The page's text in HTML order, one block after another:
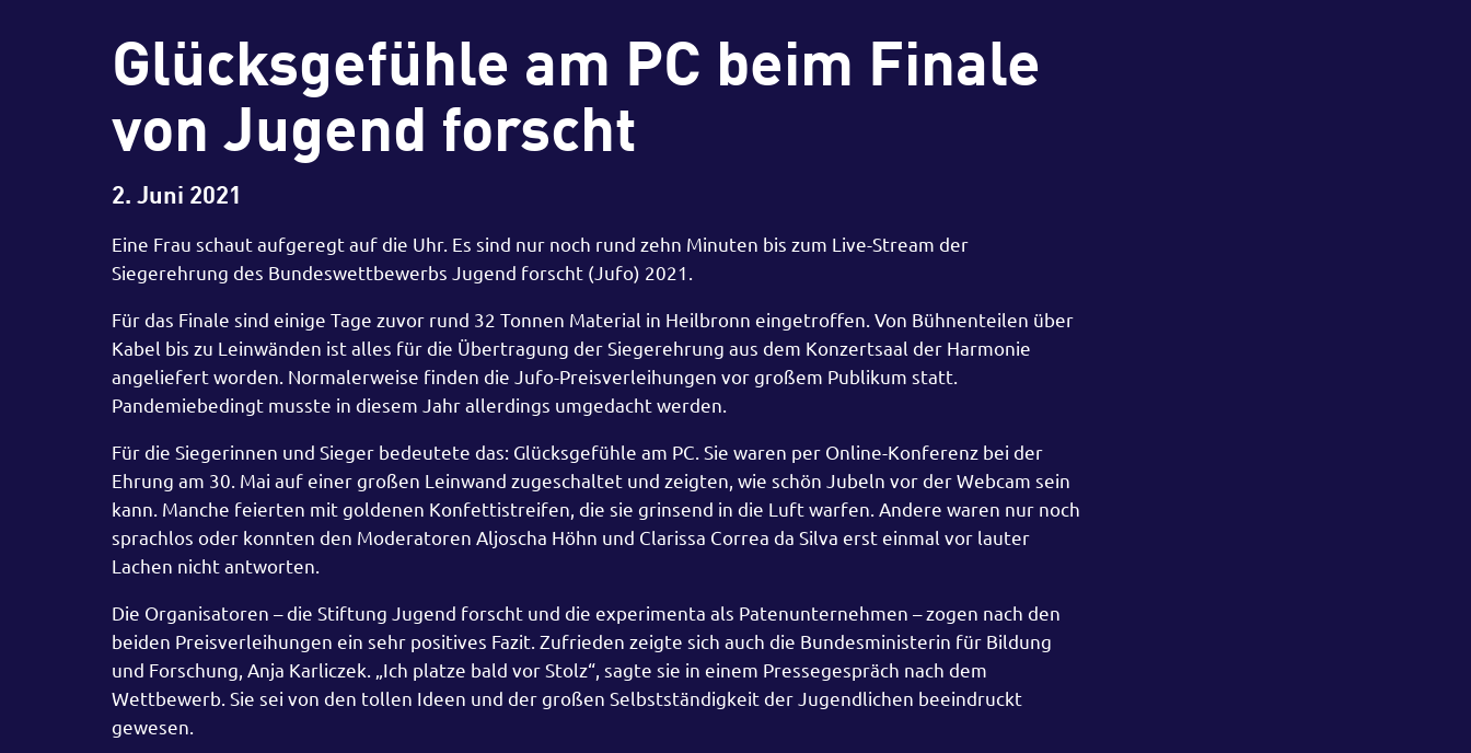
Glücksgefühle am PC beim Finale
von Jugend forscht
2. Juni 2021
Eine Frau schaut aufgeregt auf die Uhr. Es sind nur noch rund zehn Minuten bis zum Live-Stream der
Siegerehrung des Bundeswettbewerbs Jugend forscht (Jufo) 2021.
Für das Finale sind einige Tage zuvor rund 32 Tonnen Material in Heilbronn eingetroffen. Von Bühnenteilen über
Kabel bis zu Leinwänden ist alles für die Übertragung der Siegerehrung aus dem Konzertsaal der Harmonie
angeliefert worden. Normalerweise finden die Jufo-Preisverleihungen vor großem Publikum statt.
Pandemiebedingt musste in diesem Jahr allerdings umgedacht werden.
Für die Siegerinnen und Sieger bedeutete das: Glücksgefühle am PC. Sie waren per Online-Konferenz bei der
Ehrung am 30. Mai auf einer großen Leinwand zugeschaltet und zeigten, wie schön Jubeln vor der Webcam sein
kann. Manche feierten mit goldenen Konfettistreifen, die sie grinsend in die Luft warfen. Andere waren nur noch
sprachlos oder konnten den Moderatoren Aljoscha Höhn und Clarissa Correa da Silva erst einmal vor lauter
Lachen nicht antworten.
Die Organisatoren – die Stiftung Jugend forscht und die experimenta als Patenunternehmen – zogen nach den
beiden Preisverleihungen ein sehr positives Fazit. Zufrieden zeigte sich auch die Bundesministerin für Bildung
und Forschung, Anja Karliczek. „Ich platze bald vor Stolz“, sagte sie in einem Pressegespräch nach dem
Wettbewerb. Sie sei von den tollen Ideen und der großen Selbstständigkeit der Jugendlichen beeindruckt
gewesen.